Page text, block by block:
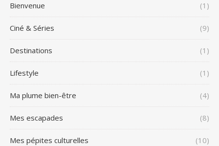
Bienvenue (1)
Ciné & Séries (9)
Destinations (1)
Lifestyle (1)
Ma plume bien-être (4)
Mes escapades (8)
Mes pépites culturelles (10)